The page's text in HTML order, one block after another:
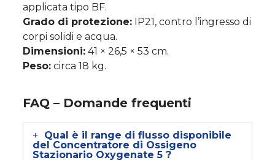
applicata tipo BF.
Grado di protezione: IP21, contro l’ingresso di
corpi solidi e acqua.
Dimensioni: 41 × 26,5 × 53 cm.
Peso: circa 18 kg.
FAQ – Domande frequenti
Qual è il range di flusso disponibile
del Concentratore di Ossigeno
Stazionario Oxygenate 5 ?